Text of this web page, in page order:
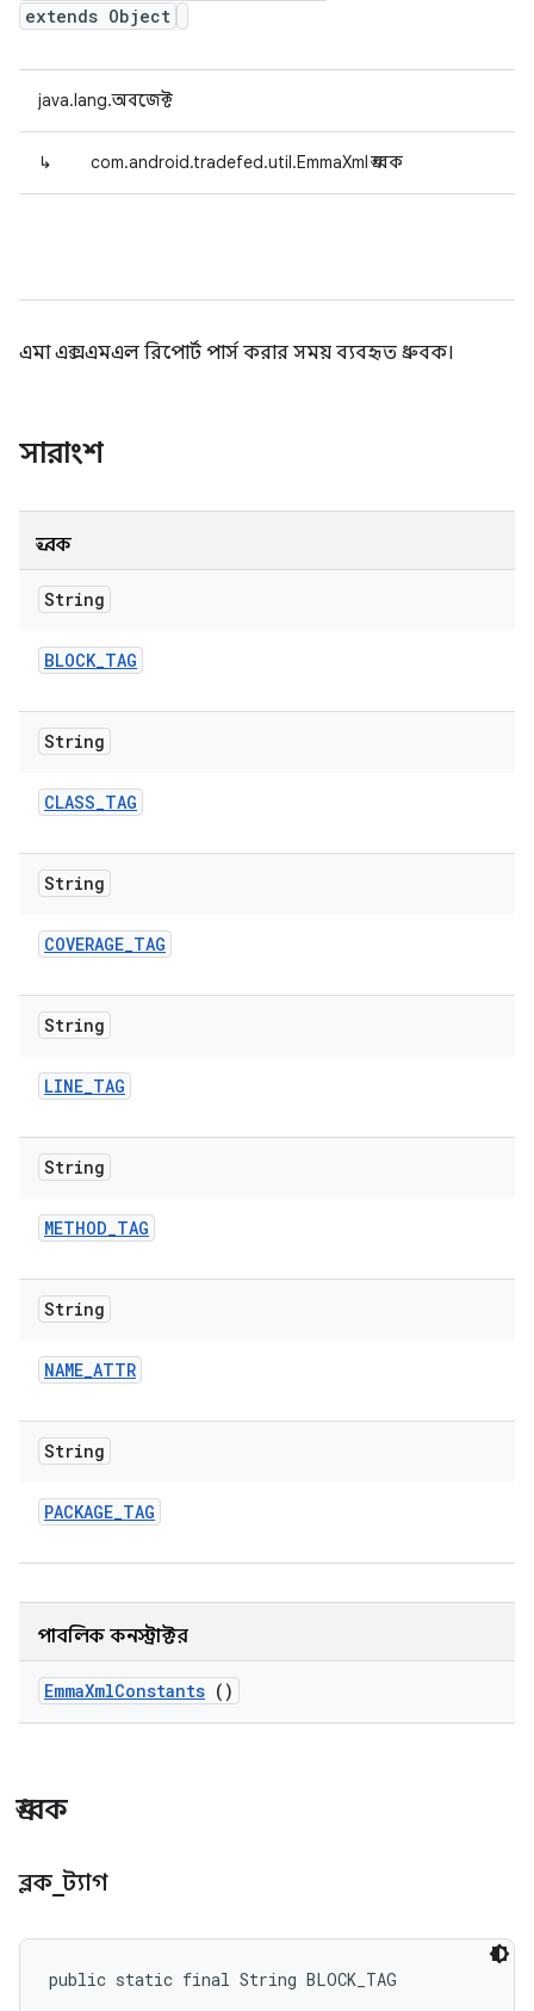
extends Object
java.lang.অবজেক্ট
↳ com.android.tradefed.util.EmmaXml ধ্রুবক
এমা এক্সএমএল রিপোর্ট পার্স করার সময় ব্যবহৃত ধ্রুবক।
সারাংশ
ধ্রুবক
String
BLOCK_TAG
String
CLASS_TAG
String
COVERAGE_TAG
String
LINE_TAG
String
METHOD_TAG
String
NAME_ATTR
String
PACKAGE_TAG
পাবলিক কনস্ট্রাক্টর
EmmaXmlConstants ()
ধ্রুবক
ব্লক_ট্যাগ
public static final String BLOCK_TAG